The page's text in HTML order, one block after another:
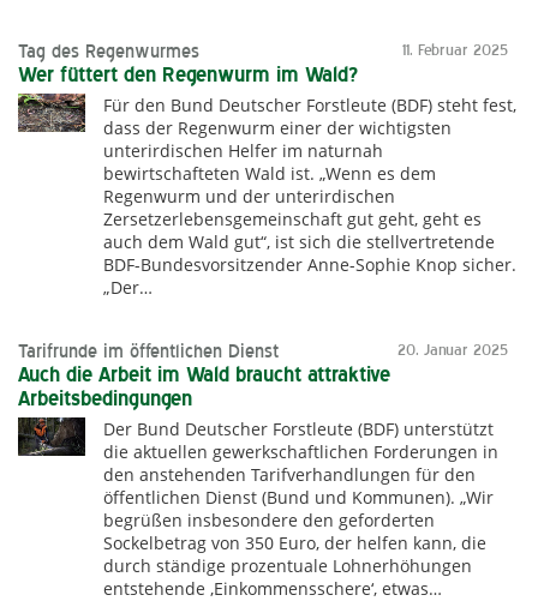
11. Februar 2025
Tag des Regenwurmes
Wer füttert den Regenwurm im Wald?
Für den Bund Deutscher Forstleute (BDF) steht fest,
dass der Regenwurm einer der wichtigsten
unterirdischen Helfer im naturnah
bewirtschafteten Wald ist. „Wenn es dem
Regenwurm und der unterirdischen
Zersetzerlebensgemeinschaft gut geht, geht es
auch dem Wald gut“, ist sich die stellvertretende
BDF-Bundesvorsitzender Anne-Sophie Knop sicher.
„Der…
20. Januar 2025
Tarifrunde im öffentlichen Dienst
Auch die Arbeit im Wald braucht attraktive
Arbeitsbedingungen
Der Bund Deutscher Forstleute (BDF) unterstützt
die aktuellen gewerkschaftlichen Forderungen in
den anstehenden Tarifverhandlungen für den
öffentlichen Dienst (Bund und Kommunen). „Wir
begrüßen insbesondere den geforderten
Sockelbetrag von 350 Euro, der helfen kann, die
durch ständige prozentuale Lohnerhöhungen
entstehende ‚Einkommensschere‘, etwas…